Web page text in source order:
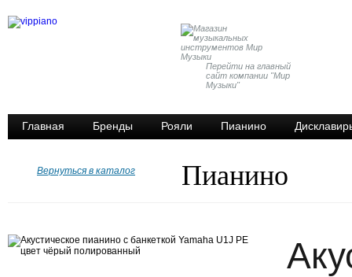
Перейти на главный
сайт компании "Мир
Музыки"
Главная Бренды Рояли Пианино
Вернуться в каталог Пианино